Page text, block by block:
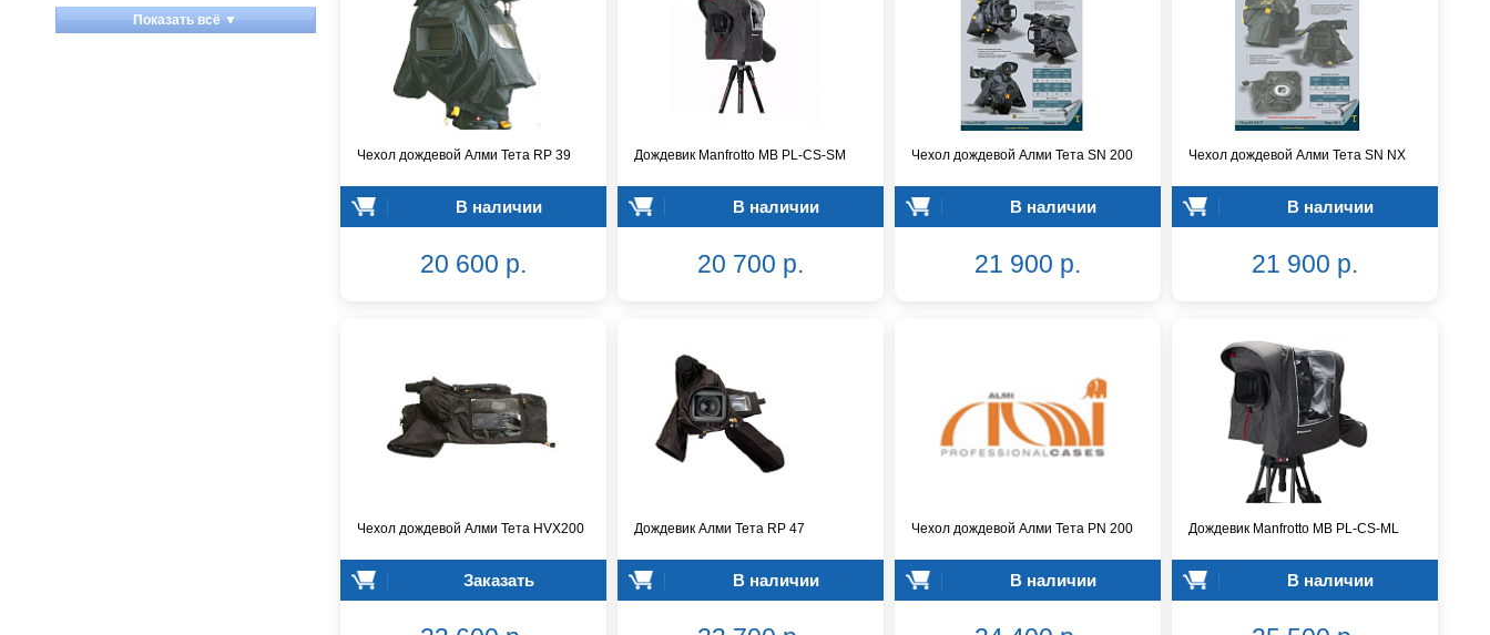
Ampeg
Apart
Показать всё ▼
Чехол дождевой Алми Тета RP 39
В наличии
20 600 р.
Дождевик Manfrotto MB PL-CS-SM
В наличии
20 700 р.
Чехол дождевой Алми Тета SN 200
В наличии
21 900 р.
Чехол дождевой Алми Тета SN NX
В наличии
21 900 р.
Чехол дождевой Алми Teтa HVX200
Заказать
Дождевик Алми Тета RP 47
В наличии
Чехол дождевой Алми Тета PN 200
В наличии
Дождевик Manfrotto MB PL-CS-ML
В наличии